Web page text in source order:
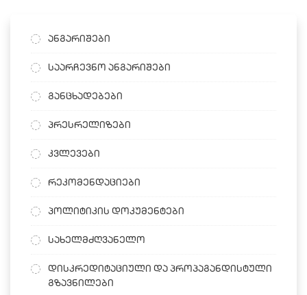
ანგარიშები
საარჩევნო ანგარიშები
განცხადებები
პრესრელიზები
კვლევები
რეკომენდაციები
პოლიტიკის დოკუმენტები
სახელმძღვანელო
დისკრედიტაციული და პროპაგანდისტული
გზავნილები